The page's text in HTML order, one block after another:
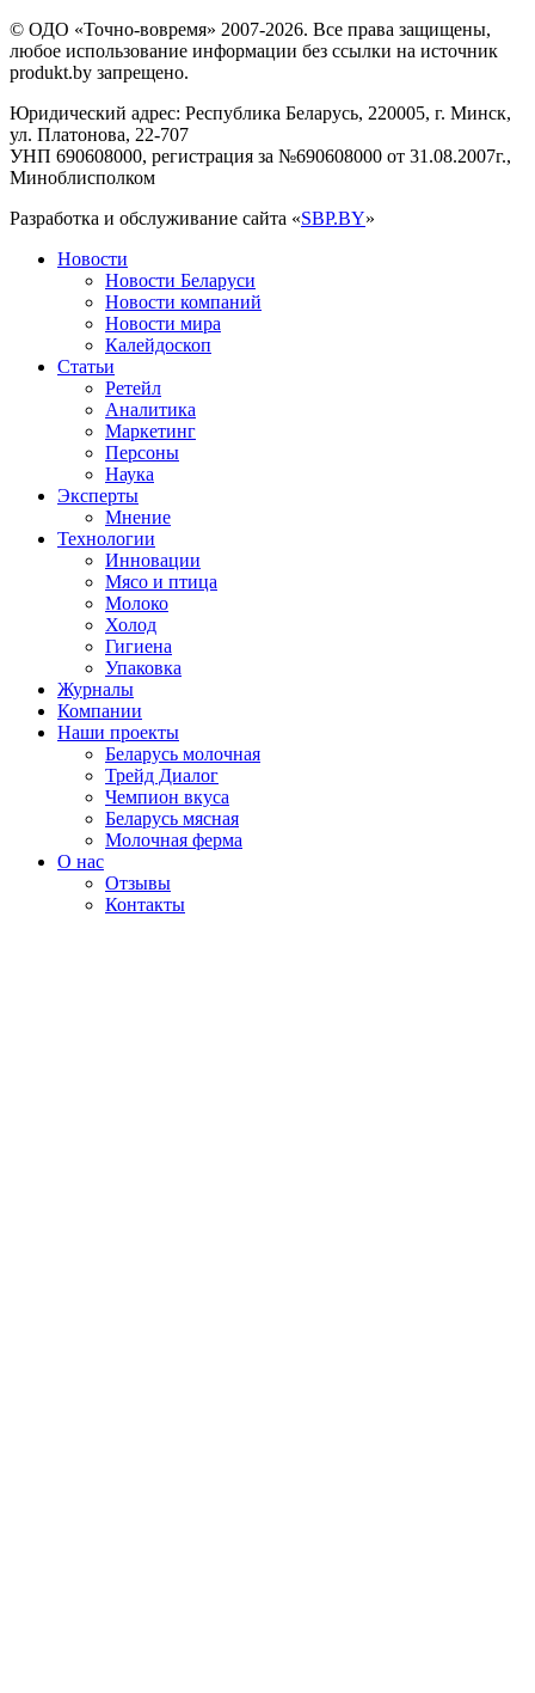
© ОДО «Точно-вовремя» 2007-2026. Все права защищены,
любое использование информации без ссылки на источник
produkt.by запрещено.
Юридический адрес: Республика Беларусь, 220005, г. Минск,
ул. Платонова, 22-707
УНП 690608000, регистрация за №690608000 от 31.08.2007г.,
Миноблисполком
Разработка и обслуживание сайта «SBP.BY»
Новости
Новости Беларуси
Новости компаний
Новости мира
Калейдоскоп
Статьи
Ретейл
Аналитика
Маркетинг
Персоны
Наука
Эксперты
Мнение
Технологии
Инновации
Мясо и птица
Молоко
Холод
Гигиена
Упаковка
Журналы
Компании
Наши проекты
Беларусь молочная
Трейд Диалог
Чемпион вкуса
Беларусь мясная
Молочная ферма
О нас
Отзывы
Контакты